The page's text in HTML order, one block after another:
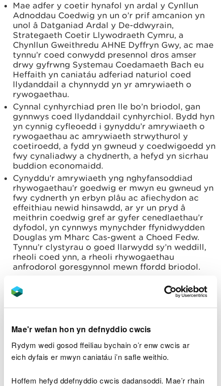
Mae'r wefan hon yn defnyddio cwcis
Rydym wedi gosod ffeiliau bychain o’r enw cwcis ar
eich dyfais er mwyn caniatáu i’n safle weithio.
Hoffem hefyd ddefnyddio cwcis dadansoddi. Mae’r rhain
Mae adfer y coetir hynafol yn ardal y Cynllun
Adnoddau Coedwig yn un o’r prif amcanion yn
unol â Datganiad Ardal y De-ddwyrain,
Strategaeth Coetir Llywodraeth Cymru, a
Chynllun Gweithredu AHNE Dyffryn Gwy, ac mae
tynnu’r coed conwydd presennol dros amser
drwy gyfrwng Systemau Coedamaeth Bach eu
Heffaith yn caniatáu adferiad naturiol coed
llydanddail a chynnydd yn yr amrywiaeth o
rywogaethau.
Cynnal cynhyrchiad pren lle bo’n briodol, gan
gynnwys coed llydanddail cynhyrchiol. Bydd hyn
yn cynnig cyfleoedd i gynyddu’r amrywiaeth o
rywogaethau ac amrywiaeth strwythurol y
coetiroedd, a fydd yn gwneud y coedwigoedd yn
fwy cynaliadwy a chydnerth, a hefyd yn sicrhau
buddion economaidd.
Cynyddu’r amrywiaeth yng nghyfansoddiad
rhywogaethau’r goedwig er mwyn eu gwneud yn
fwy cydnerth yn erbyn plâu ac afiechydon ac
effeithiau newid hinsawdd, ar yr un pryd â
meithrin coedwig gref ar gyfer cenedlaethau’r
dyfodol, yn cynnwys mynychder ffynidwydden
Douglas ym Mharc Cas-gwent a Choed Fedw.
Tynnu’r clystyrau o goed llarwydd sy’n weddill,
rheoli coed ynn, a rheoli rhywogaethau
anfrodorol goresgynnol mewn ffordd briodol.
sicrhau gwell mynediad a chaniatáu dulliau rheoli
mwy amrywiol o fewn y coetiroedd, cynnal
gwaith teneuo rheolaidd lle bo modd, tynnu’r
amcanion cadwraeth.
Gweithio gyda phartneriaid a thimau eraill CNC i
adnabod a gwireddu cyfleoedd i gysylltu a
gwella cynefinoedd o flaenoriaeth, ardaloedd
wrth eu hymyl a rhywogaethau gwarchodedig ac